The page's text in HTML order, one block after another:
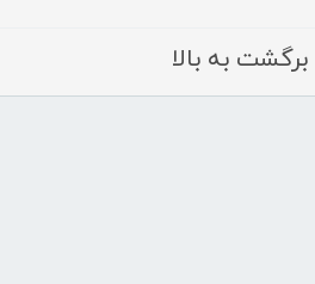
برگشت به بالا